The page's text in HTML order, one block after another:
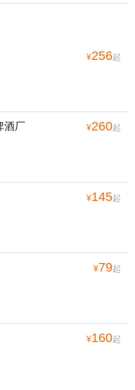
¥256起
酒厂 ¥260起
¥145起
¥79起
¥160起